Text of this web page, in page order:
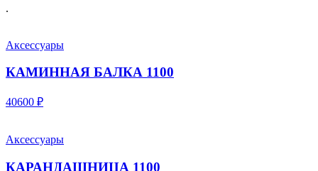
.
Аксессуары
КАМИННАЯ БАЛКА 1100
40600 ₽
Аксессуары
КАРАНДАШНИЦА 1100